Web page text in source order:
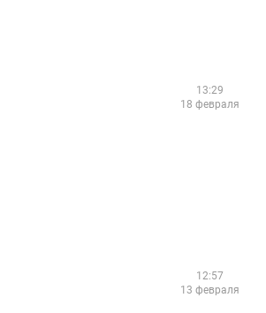
13:29
18 февраля
12:57
13 февраля